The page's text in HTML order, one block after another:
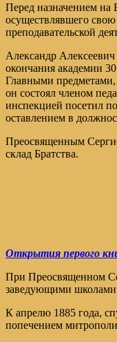
Перед назначением на
осуществлявшего свою
преподавательской
Александр
окончания академии
Главными предметами,
он состоял членом
инспекцией посетил
оставлением в
Преосвященным
склад Братства.
Открытия первого
При Преосвященном
заведующими
К апрелю 1885 года,
попечением